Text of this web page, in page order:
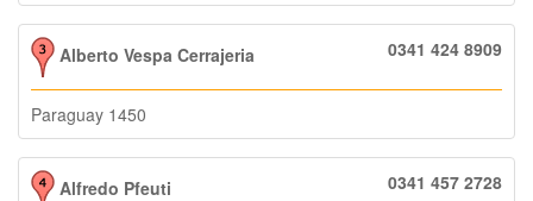
Alberto Vespa Cerrajeria 0341 424 8909
Paraguay 1450
Alfredo Pfeuti 0341 457 2728